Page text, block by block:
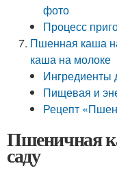
фото
Процесс
Пшенная каша
каша на молоке
Ингредиенты
Пищевая и
Рецепт
Пшеничная
саду